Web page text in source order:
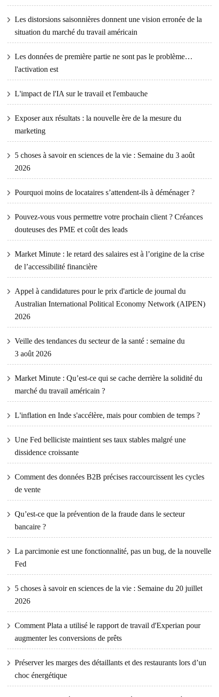
Les distorsions saisonnières donnent une vision erronée de la
situation du marché du travail américain
Les données de première partie ne sont pas le problème…
l'activation est
L'impact de l'IA sur le travail et l'embauche
Exposer aux résultats : la nouvelle ère de la mesure du
marketing
5 choses à savoir en sciences de la vie : Semaine du 3 août
2026
Pourquoi moins de locataires s’attendent-ils à déménager ?
Pouvez-vous vous permettre votre prochain client ? Créances
douteuses des PME et coût des leads
Market Minute : le retard des salaires est à l’origine de la crise
de l’accessibilité financière
Appel à candidatures pour le prix d'article de journal du
Australian International Political Economy Network (AIPEN)
2026
Veille des tendances du secteur de la santé : semaine du
3 août 2026
Market Minute : Qu’est-ce qui se cache derrière la solidité du
marché du travail américain ?
L'inflation en Inde s'accélère, mais pour combien de temps ?
Une Fed belliciste maintient ses taux stables malgré une
dissidence croissante
Comment des données B2B précises raccourcissent les cycles
de vente
Qu’est-ce que la prévention de la fraude dans le secteur
bancaire ?
La parcimonie est une fonctionnalité, pas un bug, de la nouvelle
Fed
5 choses à savoir en sciences de la vie : Semaine du 20 juillet
2026
Comment Plata a utilisé le rapport de travail d'Experian pour
augmenter les conversions de prêts
Préserver les marges des détaillants et des restaurants lors d’un
choc énergétique